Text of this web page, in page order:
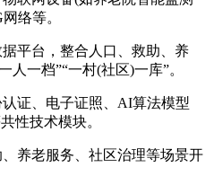
络等。
平台，整合人口、救助、养
一档”“一村(社区)一库”。
证、电子证照、AI算法模型
性技术模块。
养老服务、社区治理等场景开